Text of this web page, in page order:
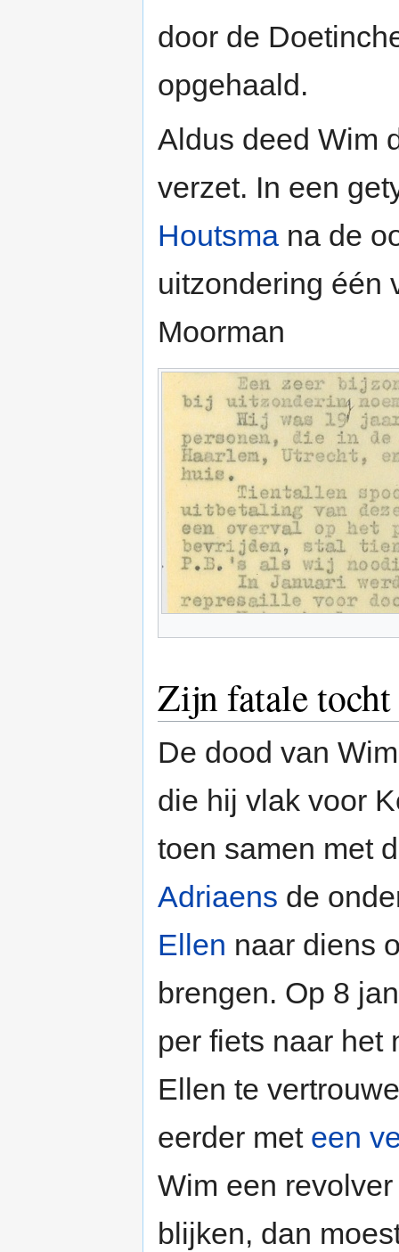
door de
opgehaald.
Aldus deed Wim
verzet. In een
Houtsma na de
uitzondering één
Moorman
Zijn fatale tocht
De dood van
die hij vlak voor
toen samen met
Adriaens de
Ellen naar diens
brengen. Op 8
per fiets naar het
Ellen te
eerder met een
Wim een
blijken, dan